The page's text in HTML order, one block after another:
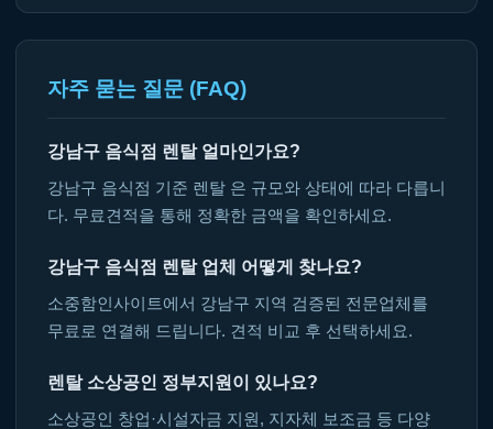
자주 묻는 질문 (FAQ)
강남구 음식점 렌탈 얼마인가요?
강남구 음식점 기준 렌탈 은 규모와 상태에 따라 다릅니
다. 무료견적을 통해 정확한 금액을 확인하세요.
강남구 음식점 렌탈 업체 어떻게 찾나요?
소중함인사이트에서 강남구 지역 검증된 전문업체를
무료로 연결해 드립니다. 견적 비교 후 선택하세요.
렌탈 소상공인 정부지원이 있나요?
소상공인 창업·시설자금 지원, 지자체 보조금 등 다양